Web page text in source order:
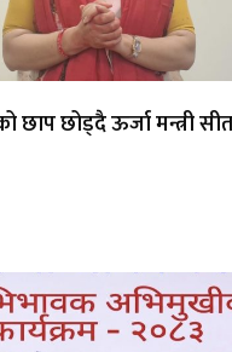
छाप छोड्दै ऊर्जा मन्त्री